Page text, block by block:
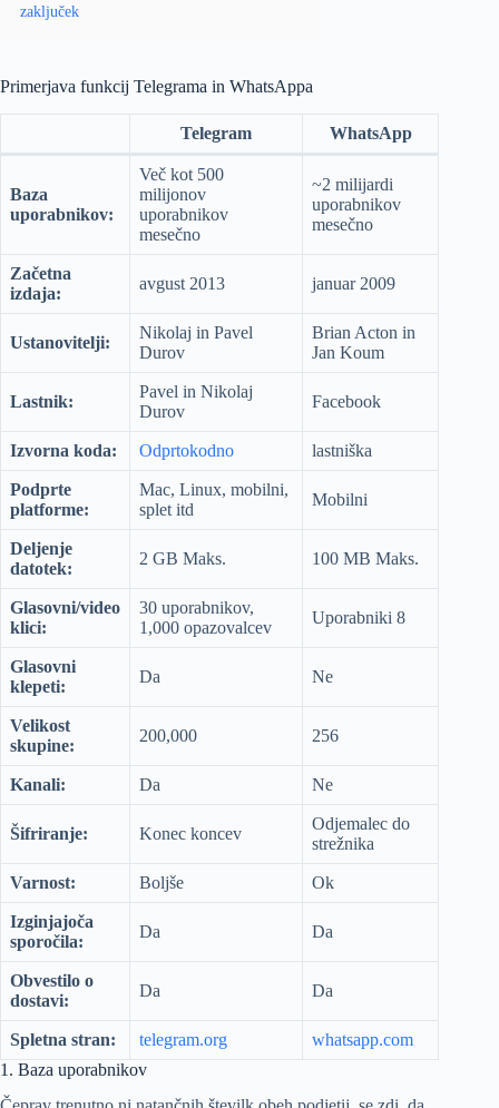
zaključek
Primerjava funkcij Telegrama in WhatsAppa
Telegram WhatsApp
Baza
uporabnikov:
Več kot 500
milijonov
uporabnikov
mesečno
~2 milijardi
uporabnikov
mesečno
Začetna
izdaja:
avgust 2013 januar 2009
Ustanovitelji:
Nikolaj in Pavel
Durov
Brian Acton in
Jan Koum
Lastnik:
Pavel in Nikolaj
Durov
Facebook
Izvorna koda: Odprtokodno lastniška
Podprte
platforme:
Mac, Linux, mobilni,
splet itd
Mobilni
Deljenje
datotek:
2 GB Maks. 100 MB Maks.
Glasovni/video
klici:
30 uporabnikov,
1,000 opazovalcev
Uporabniki 8
Glasovni
klepeti:
Da Ne
Velikost
skupine:
200,000 256
Kanali: Da Ne
Šifriranje: Konec koncev
Odjemalec do
strežnika
Varnost: Boljše Ok
Izginjajoča
sporočila:
Da Da
Obvestilo o
dostavi:
Da Da
Spletna stran: telegram.org
whatsapp.com
1. Baza uporabnikov